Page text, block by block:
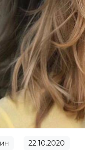
22.10.2020